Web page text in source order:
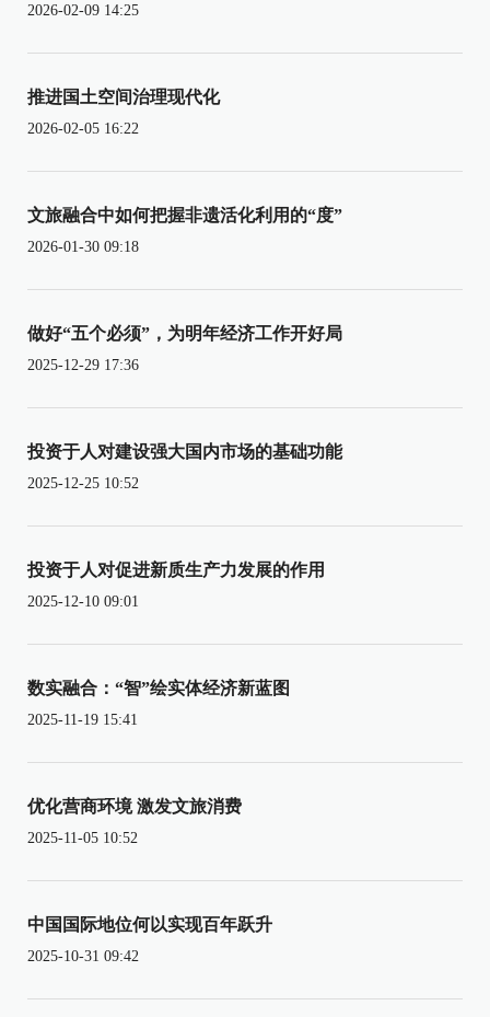
2026-02-09 14:25
推进国土空间治理现代化
2026-02-05 16:22
文旅融合中如何把握非遗活化利用的“度”
2026-01-30 09:18
做好“五个必须”，为明年经济工作开好局
2025-12-29 17:36
投资于人对建设强大国内市场的基础功能
2025-12-25 10:52
投资于人对促进新质生产力发展的作用
2025-12-10 09:01
数实融合：“智”绘实体经济新蓝图
2025-11-19 15:41
优化营商环境 激发文旅消费
2025-11-05 10:52
中国国际地位何以实现百年跃升
2025-10-31 09:42